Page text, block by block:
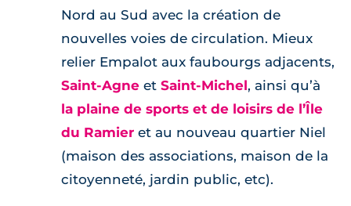
Nord au Sud avec la création de
nouvelles voies de circulation. Mieux
relier Empalot aux faubourgs adjacents,
Saint-Agne et Saint-Michel, ainsi qu’à
la plaine de sports et de loisirs de l’Île
du Ramier et au nouveau quartier Niel
(maison des associations, maison de la
citoyenneté, jardin public, etc).